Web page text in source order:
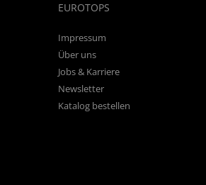
EUROTOPS
Impressum
Über uns
Jobs & Karriere
Newsletter
Katalog bestellen